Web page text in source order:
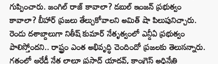
గుప్పించారు. జంగిల్ రాజ్ కావాలా? డబుల్ ఇంజన్ ప్రభుత్వం
కావాలా? బీహార్ ప్రజలు తేల్చుకోవాలని అమిత్ షా పిలుపునిచ్చారు.
రెండు దశాబ్దాలుగా నితీష్ కుమార్ నేతృత్వంలో ఎన్డీఏ ప్రభుత్వం
పాలిస్తోందని.. రాష్ట్రం ఎంత అభివృద్ధి చెందిందో ప్రజలకు తెలుసన్నారు.
గతంలో ఆర్జేడీ నేత లాలూ ప్రసాద్ యాదవ్, కాంగ్రెస్ అధినేత్రి